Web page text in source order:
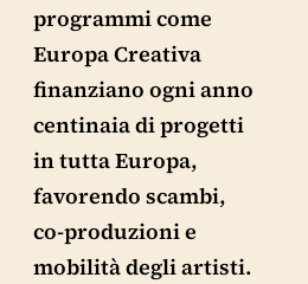
programmi come
Europa Creativa
finanziano ogni anno
centinaia di progetti
in tutta Europa,
favorendo scambi,
co-produzioni e
mobilità degli artisti.